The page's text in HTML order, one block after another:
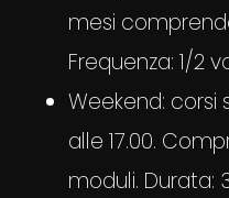
mesi
Frequenza: 1/2
Weekend: corsi
alle 17.00.
moduli. Durata: